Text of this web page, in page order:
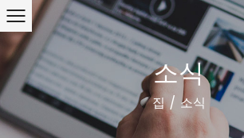
소식
집/ 소식